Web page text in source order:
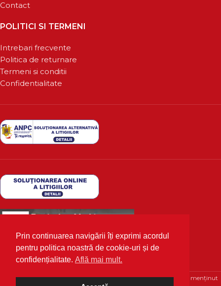
Prin continuarea navigării îți exprimi acordul
pentru politica noastră de cookie-uri și de
confidențialitate. Află mai mult.
Contact
POLITICI SI TERMENI
Intrebari frecvente
Politica de returnare
Termeni si conditii
Confidentialitate
Deutscher Markt2020 Toate drepturile rezervate | Optimizat și menținut